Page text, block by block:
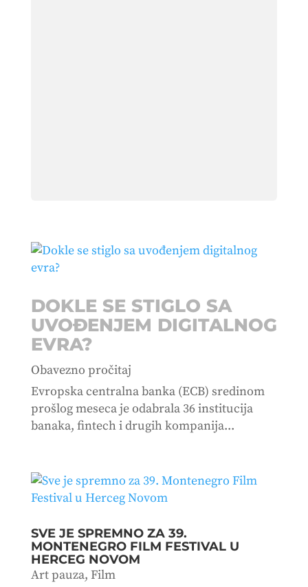
DOKLE SE STIGLO SA
UVOĐENJEM DIGITALNOG
EVRA?
Obavezno pročitaj
Evropska centralna banka (ECB) sredinom
prošlog meseca je odabrala 36 institucija
banaka, fintech i drugih kompanija...
SVE JE SPREMNO ZA 39.
MONTENEGRO FILM FESTIVAL U
HERCEG NOVOM
Art pauza, Film